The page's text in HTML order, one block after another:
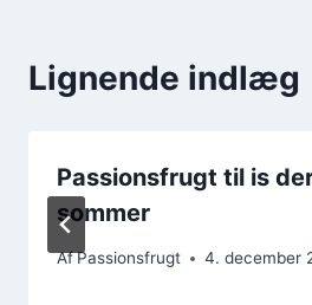
Lignende indlæg
Passionsfrugt til is
sommer
AfPassionsfrugt 4. december